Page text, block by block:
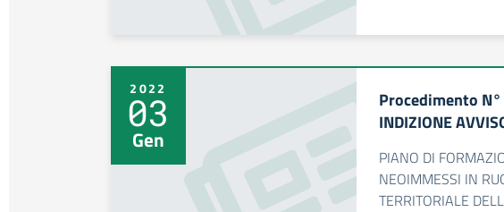
2022
03
Gen
Procedimento
INDIZIONE
PIANO DI
NEOIMMESSI IN
TERRITORIALE